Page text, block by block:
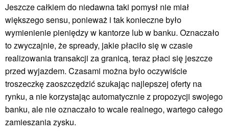
Jeszcze całkiem do niedawna taki pomysł nie miał
większego sensu, ponieważ i tak konieczne było
wymienienie pieniędzy w kantorze lub w banku. Oznaczało
to zwyczajnie, że spready, jakie płaciło się w czasie
realizowania transakcji za granicą, teraz płaci się jeszcze
przed wyjazdem. Czasami można było oczywiście
troszeczkę zaoszczędzić szukając najlepszej oferty na
rynku, a nie korzystając automatycznie z propozycji swojego
banku, ale nie oznaczało to wcale realnego, wartego całego
zamieszania zysku.